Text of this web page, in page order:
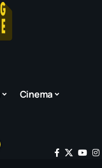
Cinema